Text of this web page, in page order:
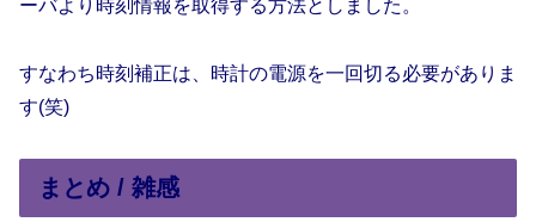
ーバより時刻情報を取得する方法としました。
すなわち時刻補正は、時計の電源を一回切る必要がありま
す(笑)
まとめ / 雑感